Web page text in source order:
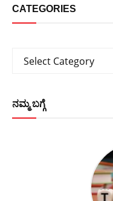
CATEGORIES
Categories
Select Category
ನಮ್ಮ ಬಗ್ಗೆ